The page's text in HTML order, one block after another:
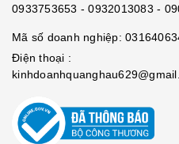
0933753653 - 0932013083 -
Mã số doanh nghiệp:
Điện thoại :